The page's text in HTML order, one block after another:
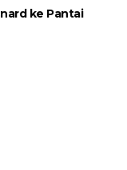
ke Pantai